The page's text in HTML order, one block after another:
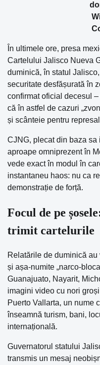
În ultimele ore, presa
Cartelului Jalisco Nueva
duminică, în statul
securitate desfășurată în
confirmat oficial decesul
că în astfel de cazuri
și scânteie pentru
CJNG, plecat din baza
aproape omniprezent în
vede exact în modul în
instantaneu haos: nu ca
demonstrație de forță.
Focul de pe
trimit cartelurile
Relatările de duminică
și așa-numite „narco-
Guanajuato, Nayarit,
imagini video cu nori
Puerto Vallarta, un nume
înseamnă turism, bani,
internațională.
Guvernatorul statului
transmis un mesaj